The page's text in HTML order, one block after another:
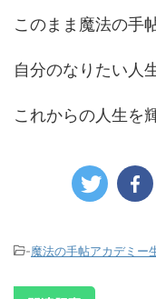
このまま魔法の手
自分のなりたい人
これからの人生を
-魔法の手帖アカデミー